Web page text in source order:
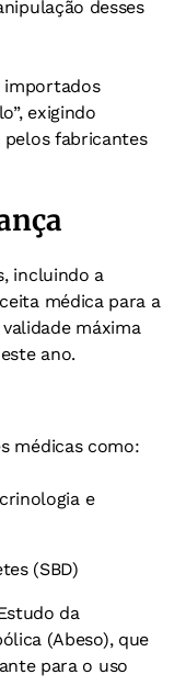
desses
importados
exigindo
fabricantes
incluindo a
médica para a
máxima
ano.
médicas como:
e
(SBD)
da
(Abeso), que
para o uso